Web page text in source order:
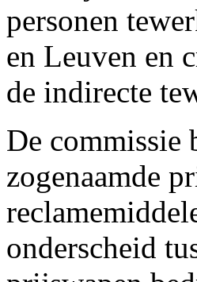
personen
en Leuven en
de indirecte
De commissie
zogenaamde
onderscheid